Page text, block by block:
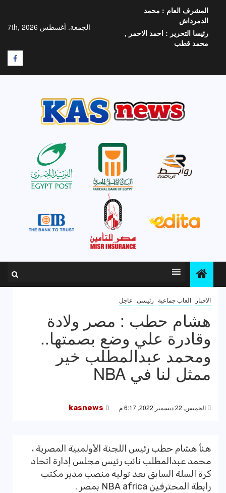
المحتوى
الجمعة. أغسطس 7th, 2026
المشرف العام : محمد
الدمرداش
رئيسا التحرير : احمد الاحمر ,
محمد قطب
F
الاخبار العاب جماعية رئيسى عاجل
هشام حطب : مصر ولادة
وقادرة علي وضع بصمتها..
ومحمد عبدالمطلب خير
ممثل لنا في NBA
الخميس, 22 ديسمبر 2022, 6:17 م kasnews
هنأ هشام حطب رئيس اللجنة الأولمبية المصرية ،
محمد عبدالمطلب نائب رئيس مجلس إدارة اتحاد
كرة السلة السابق بعد توليه منصب مدير مكتب
رابطة المحترفين NBA africa بمصر .